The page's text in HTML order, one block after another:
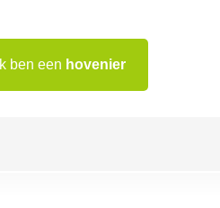
Ik ben een hovenier